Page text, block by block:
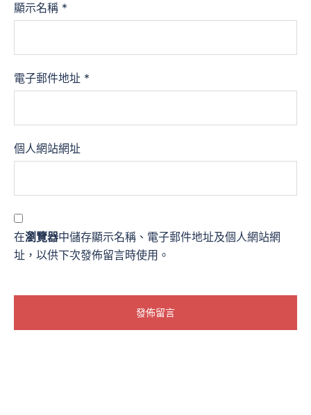
顯示名稱 *
電子郵件地址 *
個人網站網址
在瀏覽器中儲存顯示名稱、電子郵件地址及個人網站網
址，以供下次發佈留言時使用。